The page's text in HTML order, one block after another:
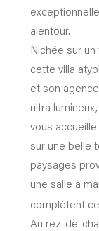
alentour.
Nichée sur
cette villa
et son
ultra
vous
sur une belle
paysages
une salle à
complètent
Au rez-de-